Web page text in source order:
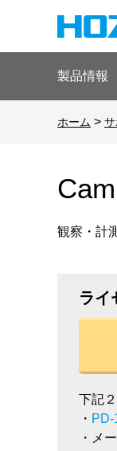
製品情報
ホーム >
観察・計
ライ
下記
・ PD-
・メ